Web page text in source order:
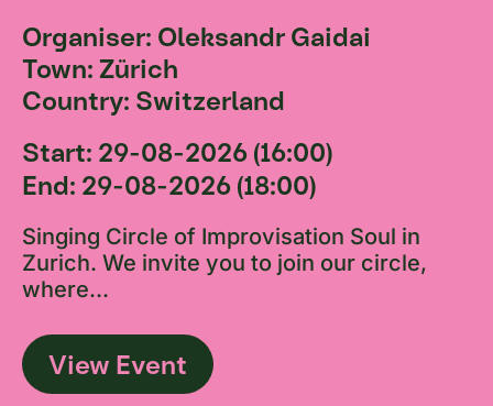
Organiser: Oleksandr Gaidai
Town: Zürich
Country: Switzerland
Start: 29-08-2026 (16:00)
End: 29-08-2026 (18:00)
Singing Circle of Improvisation Soul in
Zurich. We invite you to join our circle,
where...
View Event